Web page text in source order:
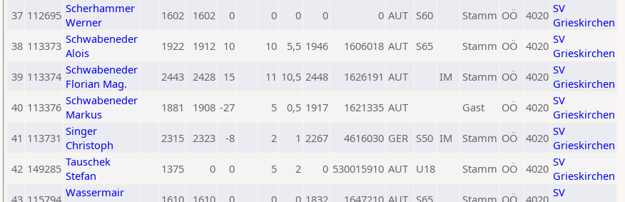
37 112695 Scherhammer
Werner
1602 1602 0 0 0 0 0 AUT S60 Stamm OÖ 4020 SV
Grieskirchen
38 113373 Schwabeneder
Alois
1922 1912 10 10 5,5 1946 1606018 AUT S65 Stamm OÖ 4020 SV
Grieskirchen
39 113374 Schwabeneder
Florian Mag.
2443 2428 15 11 10,5 2448 1626191 AUT IM Stamm OÖ 4020 SV
Grieskirchen
40 113376 Schwabeneder
Markus
1881 1908 -27 5 0,5 1917 1621335 AUT Gast OÖ 4020 SV
Grieskirchen
41 113731 Singer
Christoph
2315 2323 -8 2 1 2267 4616030 GER S50 IM Stamm OÖ 4020 SV
Grieskirchen
42 149285 Tauschek
Stefan
1375 0 0 5 2 0 530015910 AUT U18 Stamm OÖ 4020 SV
Grieskirchen
43 115794 Wassermair
1610 1610 0 0 0 1832 1647210 AUT S65 Stamm OÖ 4020 SV